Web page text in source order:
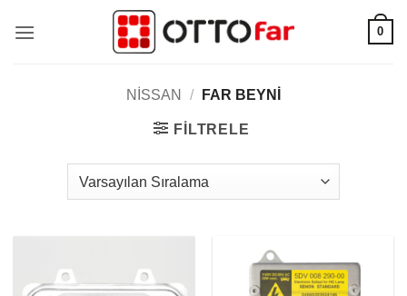
atla
0
NISSAN / FAR BEYNI
FILTRELE